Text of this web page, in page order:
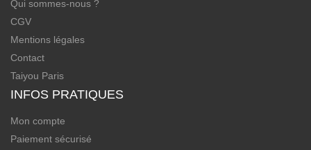
Qui sommes-nous ?
CGV
Mentions légales
Contact
Taiyou Paris
INFOS PRATIQUES
Mon compte
Paiement sécurisé